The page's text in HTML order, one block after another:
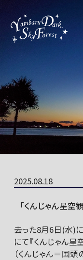
2025.08.18
「くんじゃん星空
去った8月6日(水)
にて『くんじゃん星
（くんじゃん＝国頭